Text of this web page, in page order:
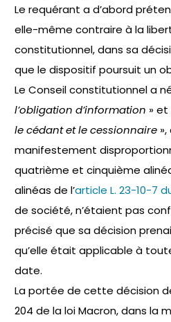
Le requérant a d’abord
elle-même contraire à la
constitutionnel, dans sa
que le dispositif poursuit un
Le Conseil constitutionnel a
l’obligation d’information » et
le cédant et le cessionnaire»,
manifestement
quatrième et cinquième
alinéas de l’article L. 23-10-7
de société, n’étaient pas
précisé que sa décision
qu’elle était applicable à
date.
La portée de cette décision
204 de la loi Macron, dans la